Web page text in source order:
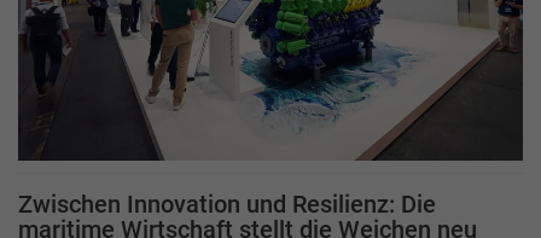
Zwischen Innovation und Resilienz: Die
maritime Wirtschaft stellt die Weichen neu